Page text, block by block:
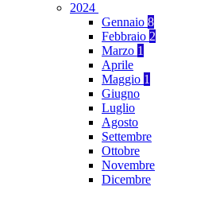
2024
Gennaio 8
Febbraio 2
Marzo 1
Aprile
Maggio 1
Giugno
Luglio
Agosto
Settembre
Ottobre
Novembre
Dicembre